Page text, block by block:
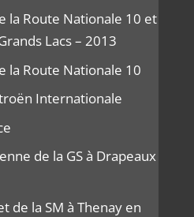
la Route Nationale 10 et
Lacs – 2013
la Route Nationale 10
Internationale
de la GS à Drapeaux
de la SM à Thenay en